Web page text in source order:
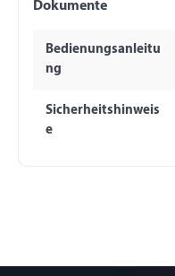
Dokumente
Bedienungsanleitu
ng
Sicherheitshinweis
e